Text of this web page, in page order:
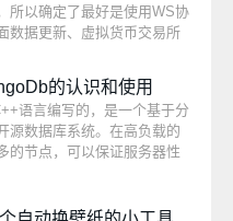
所以确定了最好是使用WS协
数据更新、虚拟货币交易所
的认识和使用
语言编写的，是一个基于分
源数据库系统。在高负载的
的节点，可以保证服务器性
数据结构由键值